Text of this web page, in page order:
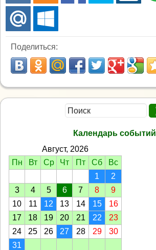
Поделиться:
Календарь событий
Август, 2026
Пн
Вт Ср Чт Пт Сб
Вс
1
2
3
4 5 6 7 8
9
10
11 12 13 14 15
16
17
18 19 20 21 22
23
24
25 26 27 28 29
30
31